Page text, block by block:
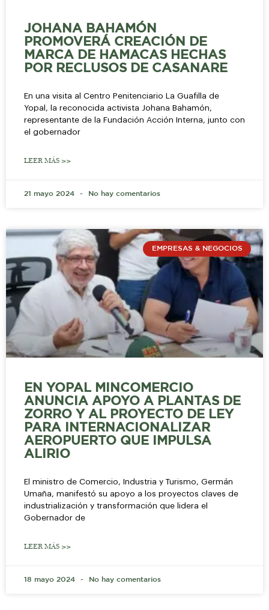
JOHANA BAHAMÓN
PROMOVERÁ CREACIÓN DE
MARCA DE HAMACAS HECHAS
POR RECLUSOS DE CASANARE
En una visita al Centro Penitenciario La Guafilla de
Yopal, la reconocida activista Johana Bahamón,
representante de la Fundación Acción Interna, junto con
el gobernador
LEER MÁS >>
21 mayo 2024 No hay comentarios
EMPRESAS & NEGOCIOS
EN YOPAL MINCOMERCIO
ANUNCIA APOYO A PLANTAS DE
ZORRO Y AL PROYECTO DE LEY
PARA INTERNACIONALIZAR
AEROPUERTO QUE IMPULSA
ALIRIO
El ministro de Comercio, Industria y Turismo, Germán
Umaña, manifestó su apoyo a los proyectos claves de
industrialización y transformación que lidera el
Gobernador de
LEER MÁS >>
18 mayo 2024 No hay comentarios